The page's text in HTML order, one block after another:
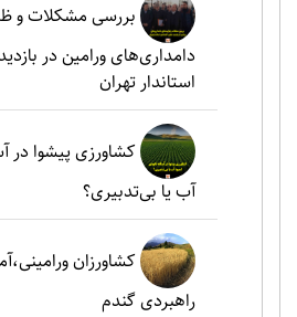
بررسی مشکلات و
دامداری‌های ورامین در
استاندار تهران
کشاورزی پیشوا در
آب یا بی‌تدبیری؟
کشاورزان
راهبردی گندم